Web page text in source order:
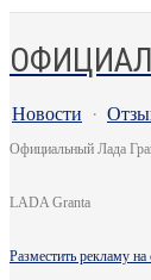
Новости ·
Официальный Лада
LADA Granta
Разместить рекламу на